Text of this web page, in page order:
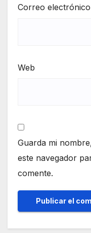
Correo electrónico
Web
Guarda mi
este navegador
comente.